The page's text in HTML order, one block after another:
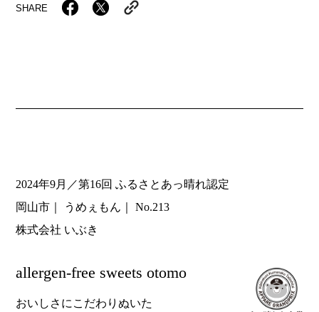
SHARE
2024年9月／第16回 ふるさとあっ晴れ認定
岡山市
うめぇもん
No.213
株式会社 いぶき
allergen-free sweets otomo
おいしさにこだわりぬいた